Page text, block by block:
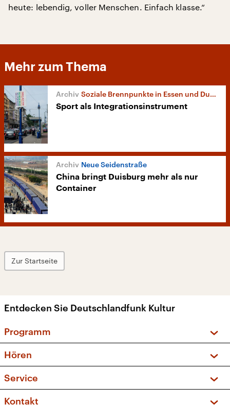
heute: lebendig, voller Menschen. Einfach klasse.“
Mehr zum Thema
Soziale Brennpunkte in Essen und Duisburg
Sport als Integrationsinstrument
Neue Seidenstraße
China bringt Duisburg mehr als nur
Container
Zur Startseite
Entdecken Sie Deutschlandfunk Kultur
Programm
Sendungen und Podcasts
Musikliste
Kakadu – Das Kinderprogramm
Hören
Frequenzen (UKW + DAB+)
Service
FAQ
Kontakt